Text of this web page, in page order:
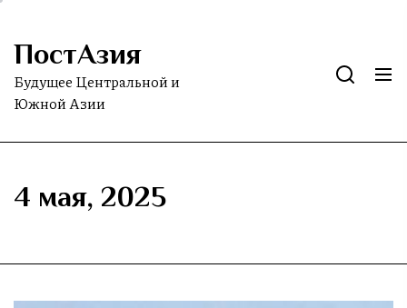
Skip
the
content
ПостАзия
Будущее Центральной и
Южной Азии
4 мая, 2025